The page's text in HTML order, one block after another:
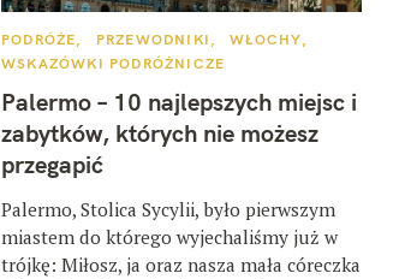
K
T
G
O
R
I
E
PODRÓŻE PRZEWODNIKI
WŁOCHY
WSKAZÓWKI PODRÓŻNICZE
Palermo – 10 najlepszych miejsc i
zabytków, których nie możesz
przegapić
Palermo, Stolica Sycylii, było pierwszym
miastem do którego wyjechaliśmy już w
trójkę: Miłosz, ja oraz nasza mała córeczka